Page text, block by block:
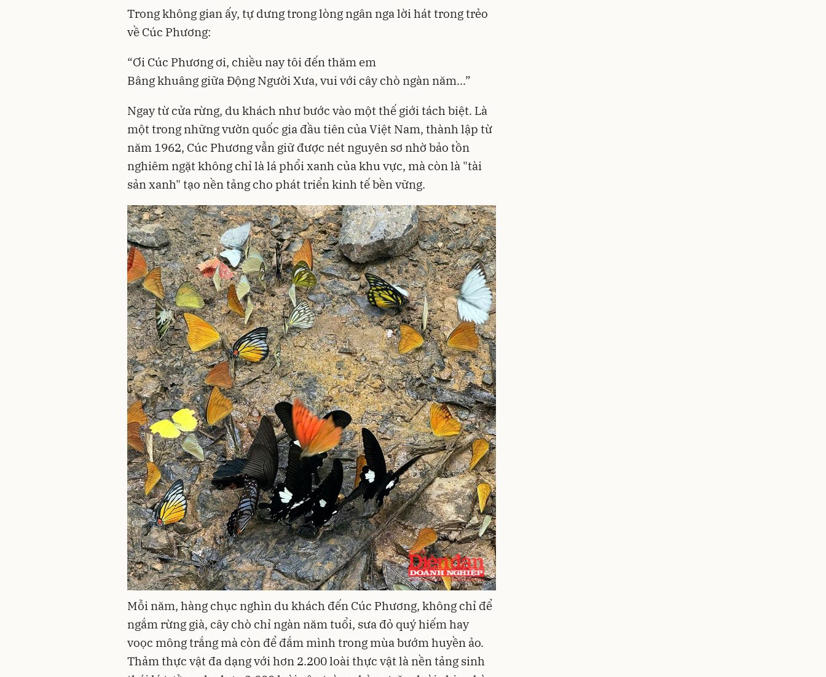
Trong không gian ấy, tự dưng trong lòng ngân nga lời hát trong trẻo
về Cúc Phương:
“Ơi Cúc Phương ơi, chiều nay tôi đến thăm em
Bâng khuâng giữa Động Người Xưa, vui với cây chò ngàn năm...”
Ngay từ cửa rừng, du khách như bước vào một thế giới tách biệt. Là
một trong những vườn quốc gia đầu tiên của Việt Nam, thành lập từ
năm 1962, Cúc Phương vẫn giữ được nét nguyên sơ nhờ bảo tồn
nghiêm ngặt không chỉ là lá phổi xanh của khu vực, mà còn là "tài
sản xanh" tạo nền tảng cho phát triển kinh tế bền vững.
Mỗi năm, hàng chục nghìn du khách đến Cúc Phương, không chỉ để
ngắm rừng già, cây chò chỉ ngàn năm tuổi, sưa đỏ quý hiếm hay
voọc mông trắng mà còn để đắm mình trong mùa bướm huyền ảo.
Thảm thực vật đa dạng với hơn 2.200 loài thực vật là nền tảng sinh